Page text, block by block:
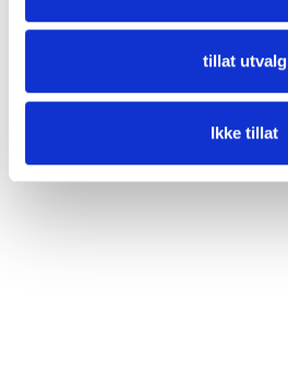
tillat utvalg
Ikke tillat